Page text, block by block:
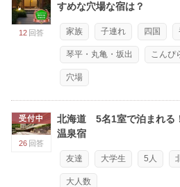
12 回答
すめな穴場な宿は？
家族 子連れ 四国
琴平・丸亀・坂出 こんぴ
穴場
受付中
26 回答
北海道 5名1室で泊まれる
温泉宿
友達 大学生 5人
大人数